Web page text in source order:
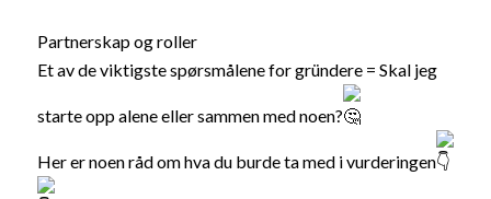
Partnerskap og roller
Et av de viktigste spørsmålene for gründere = Skal jeg
starte opp alene eller sammen med noen?
Her er noen råd om hva du burde ta med i vurderingen